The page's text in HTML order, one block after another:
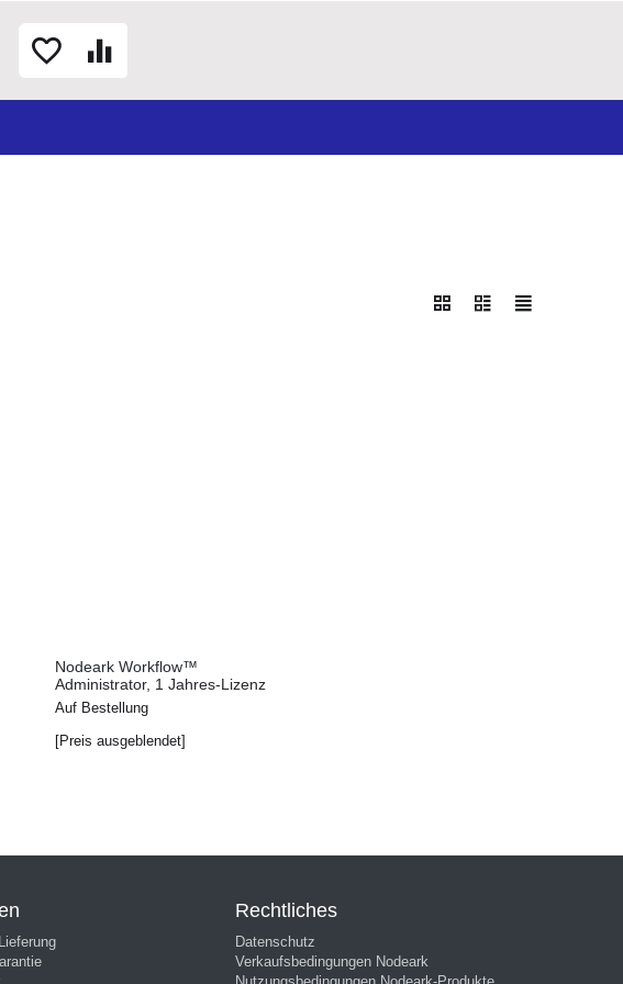
Nodeark Workflow™
Administrator, 1 Jahres-Lizenz
Auf Bestellung
[Preis ausgeblendet]
Rechtliches
Datenschutz
Verkaufsbedingungen Nodeark